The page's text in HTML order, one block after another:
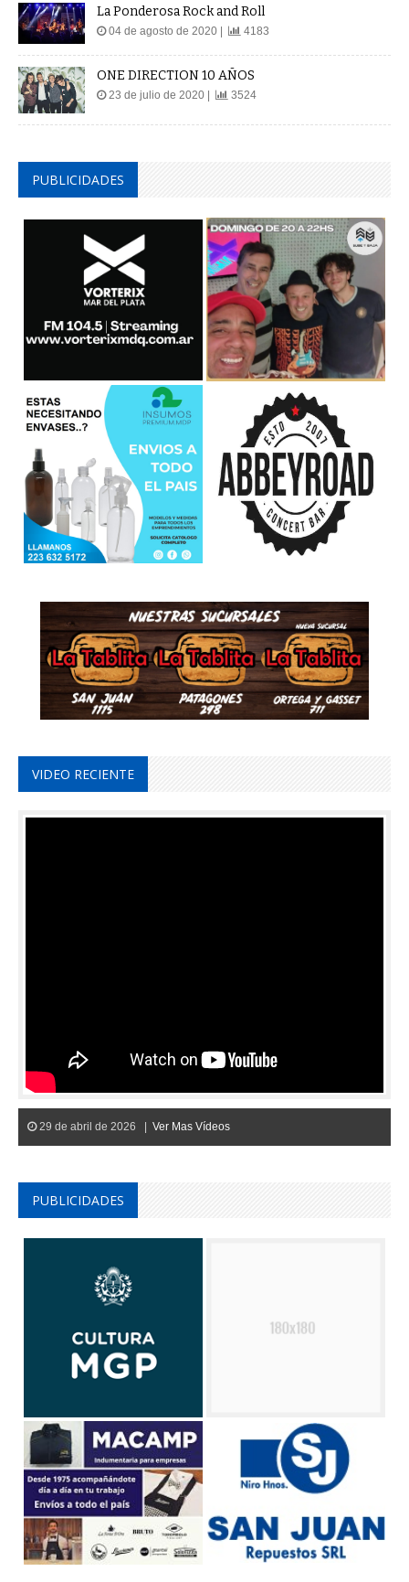
La Ponderosa Rock and Roll
04 de agosto de 2020 | 4183
ONE DIRECTION 10 AÑOS
23 de julio de 2020 | 3524
PUBLICIDADES
VIDEO RECIENTE
29 de abril de 2026 | Ver Mas Vídeos
PUBLICIDADES